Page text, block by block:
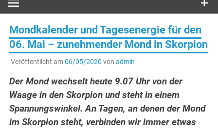
Mondkalender und Tagesenergie für den
06. Mai – zunehmender Mond in Skorpion
Veröffentlicht am06/05/2020 von admin
Der Mond wechselt heute 9.07 Uhr von der
Waage in den Skorpion und steht in einem
Spannungswinkel. An Tagen, an denen der Mond
im Skorpion steht, verbinden wir immer etwas